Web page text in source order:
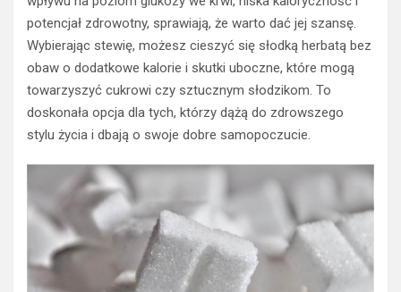
potencjał zdrowotny, sprawiają, że warto dać jej szansę.
Wybierając stewię, możesz cieszyć się słodką herbatą bez
obaw o dodatkowe kalorie i skutki uboczne, które mogą
towarzyszyć cukrowi czy sztucznym słodzikom. To
doskonała opcja dla tych, którzy dążą do zdrowszego
stylu życia i dbają o swoje dobre samopoczucie.